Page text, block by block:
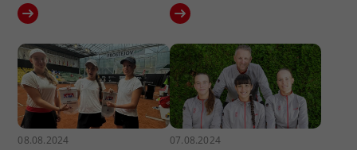
08.08.2024 07.08.2024